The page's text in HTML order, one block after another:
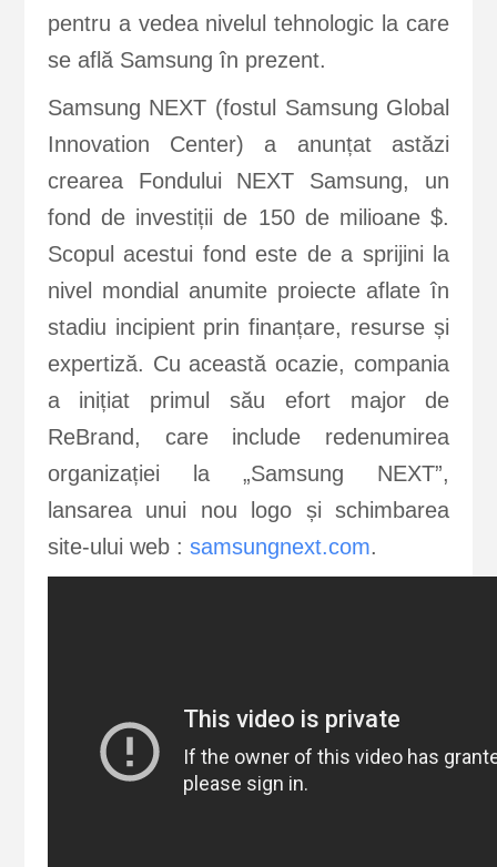
pentru a vedea nivelul tehnologic la care
se află Samsung în prezent.
Samsung NEXT (fostul Samsung Global
Innovation Center) a anunțat astăzi
crearea Fondului NEXT Samsung, un
fond de investiții de 150 de milioane $.
Scopul acestui fond este de a sprijini la
nivel mondial anumite proiecte aflate în
stadiu incipient prin finanțare, resurse și
expertiză. Cu această ocazie, compania
a inițiat primul său efort major de
ReBrand, care include redenumirea
organizației la „Samsung NEXT”,
lansarea unui nou logo și schimbarea
site-ului web : samsungnext.com.